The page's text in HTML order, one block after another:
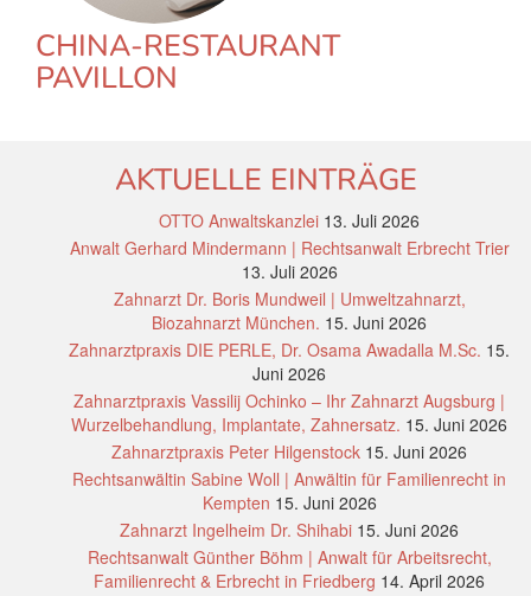
CHINA-RESTAURANT
PAVILLON
AKTUELLE EINTRÄGE
OTTO Anwaltskanzlei 13. Juli 2026
Anwalt Gerhard Mindermann | Rechtsanwalt Erbrecht Trier
13. Juli 2026
Zahnarzt Dr. Boris Mundweil | Umweltzahnarzt,
Biozahnarzt München. 15. Juni 2026
Zahnarztpraxis DIE PERLE, Dr. Osama Awadalla M.Sc. 15.
Juni 2026
Zahnarztpraxis Vassilij Ochinko – Ihr Zahnarzt Augsburg |
Wurzelbehandlung, Implantate, Zahnersatz. 15. Juni 2026
Zahnarztpraxis Peter Hilgenstock 15. Juni 2026
Rechtsanwältin Sabine Woll | Anwältin für Familienrecht in
Kempten 15. Juni 2026
Zahnarzt Ingelheim Dr. Shihabi 15. Juni 2026
Rechtsanwalt Günther Böhm | Anwalt für Arbeitsrecht,
Familienrecht & Erbrecht in Friedberg 14. April 2026